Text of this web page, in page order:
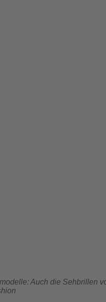
Auch die Sehbrillen